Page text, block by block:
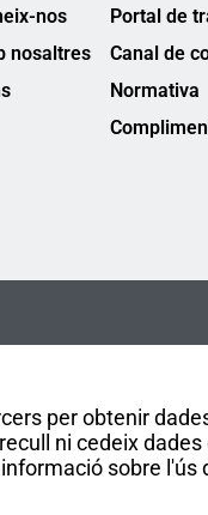
per obtenir
ni cedeix
sobre l'ús
nos
nosaltres
Portal de
Canal de
Normativa